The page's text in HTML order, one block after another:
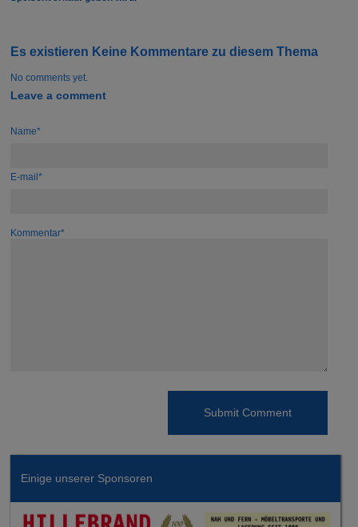
Es existieren Keine Kommentare zu diesem Thema
No comments yet.
Leave a comment
Name*
E-mail*
Kommentar*
Einige unserer Sponsoren